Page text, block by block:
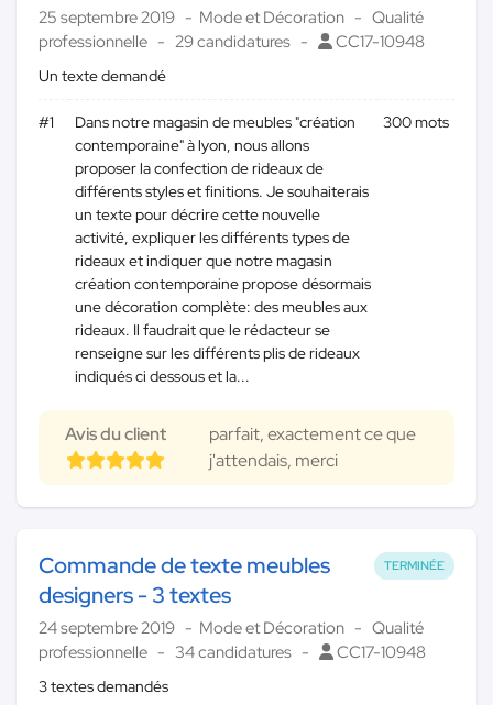
25 septembre 2019 Mode et Décoration
Qualité
professionnelle
29 candidatures CC17-10948
Un texte demandé
#1
Dans notre magasin de meubles "création
contemporaine" à lyon, nous allons
proposer la confection de rideaux de
différents styles et finitions. Je souhaiterais
un texte pour décrire cette nouvelle
activité, expliquer les différents types de
rideaux et indiquer que notre magasin
création contemporaine propose désormais
une décoration complète: des meubles aux
rideaux. Il faudrait que le rédacteur se
renseigne sur les différents plis de rideaux
indiqués ci dessous et la...
300 mots
Avis du client
parfait, exactement ce que
j'attendais, merci
TERMINÉE
Commande de texte meubles
designers - 3 textes
24 septembre 2019 Mode et Décoration
Qualité
professionnelle
34 candidatures CC17-10948
3 textes demandés